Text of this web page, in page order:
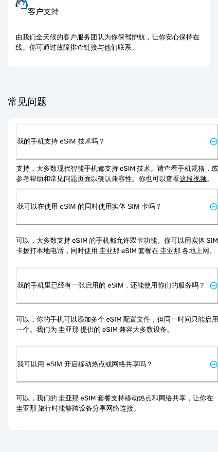
客户支持
由我们全天候的客户服务团队为你保驾护航，让你安心保持在
线。你可通过故障排查链接与他们联系。
常见问题
我的手机支持 eSIM 技术吗？
支持，大多数现代智能手机都支持 eSIM 技术。请查看手机规格，或
参考帮助和常见问题页面以确认兼容性。你也可以查看这段视频。
我可以在使用 eSIM 的同时使用实体 SIM 卡吗？
可以，大多数支持 eSIM 的手机都允许双卡功能。你可以用实体 SIM
卡拨打本地电话，同时使用 圭亚那 eSIM 套餐在 圭亚那 各地上网。
我的手机里已经有一张启用的 eSIM，还能使用你们的服务吗？
可以，你的手机可以添加多个 eSIM 配置文件，但同一时间只能启用
一个。我们为 圭亚那 提供的 eSIM 兼容大多数设备。
我可以用 eSIM 开启移动热点或网络共享吗？
可以，我们的 圭亚那 eSIM 套餐支持移动热点和网络共享，让你在
圭亚那 旅行时能够跨设备分享网络连接。